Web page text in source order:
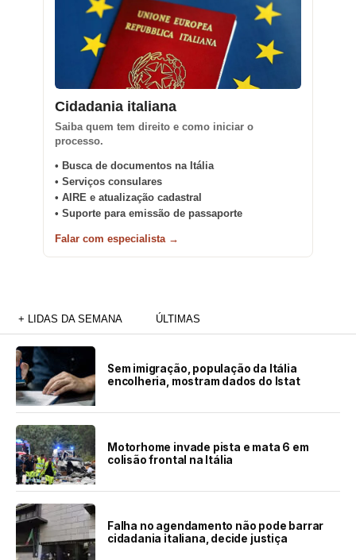
Cidadania italiana
Saiba quem tem direito e como iniciar o
processo.
• Busca de documentos na Itália
• Serviços consulares
• AIRE e atualização cadastral
• Suporte para emissão de passaporte
Falar com especialista →
+ LIDAS DA SEMANA ÚLTIMAS
Sem imigração, população da Itália
encolheria, mostram dados do Istat
Motorhome invade pista e mata 6 em
colisão frontal na Itália
Falha no agendamento não pode barrar
cidadania italiana, decide justiça